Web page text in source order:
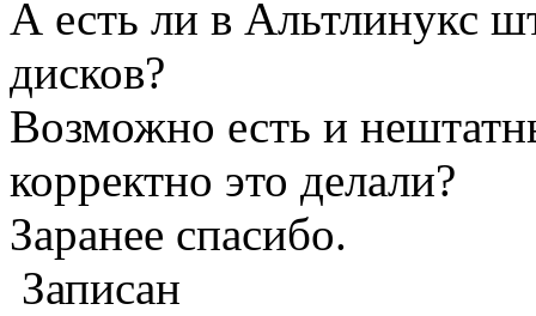
А есть ли в Альтлинукс
дисков?
Возможно есть и
корректно это делали?
Заранее спасибо.
Записан